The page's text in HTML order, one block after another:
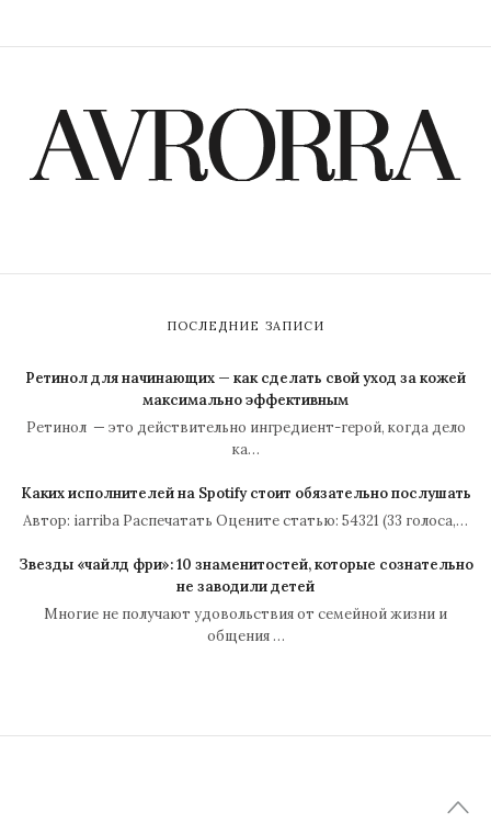
ПОСЛЕДНИЕ ЗАПИСИ
Ретинол для начинающих — как сделать свой уход за кожей
максимально эффективным
Ретинол — это действительно ингредиент-герой, когда дело
ка…
Каких исполнителей на Spotify стоит обязательно послушать
Автор: iarriba Распечатать Оцените статью: 54321 (33 голоса,…
Звезды «чайлд фри»: 10 знаменитостей, которые сознательно
не заводили детей
Многие не получают удовольствия от семейной жизни и
общения …